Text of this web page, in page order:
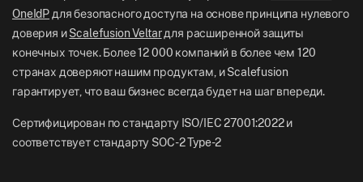
OneIdP для безопасного доступа на основе принципа нулевого
доверия иScalefusion Veltarдля расширенной защиты
конечных точек. Более 12 000 компаний в более чем 120
странах доверяют нашим продуктам, и Scalefusion
гарантирует, что ваш бизнес всегда будет на шаг впереди.
Сертифицирован по стандарту ISO/IEC 27001:2022 и
соответствует стандарту SOC-2 Type-2